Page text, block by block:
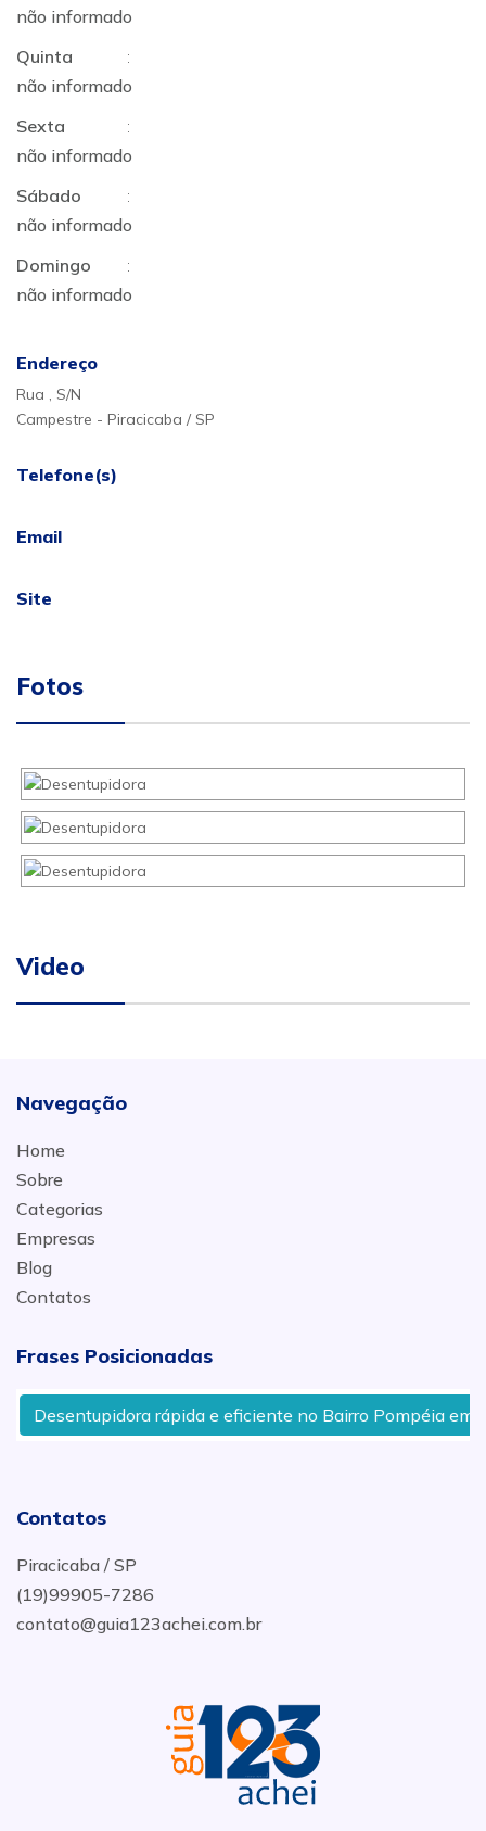
não informado
Quinta
:
não informado
Sexta
:
não informado
Sábado
:
não informado
Domingo
:
não informado
Endereço
Rua , S/N
Campestre - Piracicaba / SP
Telefone(s)
Email
Site
Fotos
Video
Navegação
Home
Sobre
Categorias
Empresas
Blog
Contatos
Frases Posicionadas
Desentupidora rápida e eficiente no Bairro Pompéia em
Contatos
Piracicaba / SP
(19)99905-7286
contato@guia123achei.com.br